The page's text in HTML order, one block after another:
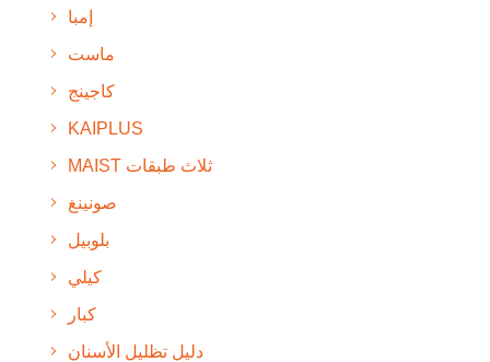
إمبا
ماست
كاجينج
KAIPLUS
MAIST ثلاث طبقات
صونينغ
بلوبيل
كيلي
كبار
دليل تظليل الأسنان